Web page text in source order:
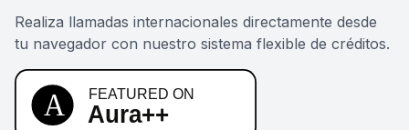
Realiza llamadas internacionales directamente desde
tu navegador con nuestro sistema flexible de créditos.